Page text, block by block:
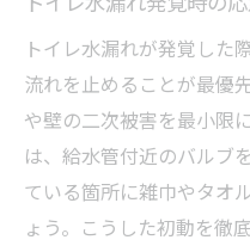
トイレ水漏れが発覚した
流れを止めることが最優
や壁の二次被害を最小限
は、給水管付近のバルブ
ている箇所に雑巾やタオ
ょう。こうした初動を徹